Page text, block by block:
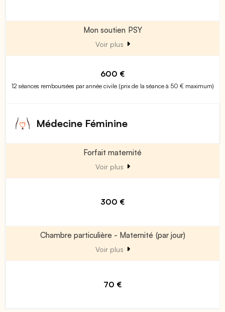
Mon soutien PSY
Voir plus
600 €
12 séances remboursées par année civile (prix de la séance à 50 € maximum)
Médecine Féminine
Forfait maternité
Voir plus
300 €
Chambre particulière - Maternité (par jour)
Voir plus
70 €